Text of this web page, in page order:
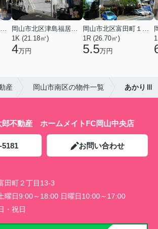
岡山市中区原尾島２丁目
岡山市北区津島福居１丁目
1K (21.18㎡)
4万円
岡山市北区富田町１丁目
1R (26.70㎡)
5.5万円
産 岡山市南区の物件一覧 あかりⅢ
郎不動産 ホームメイトFC岡山中央店
5181 お問い合わせ
田町２丁目13-3
曜日9:00～18:00 日曜日10:00～17:00
・祝日